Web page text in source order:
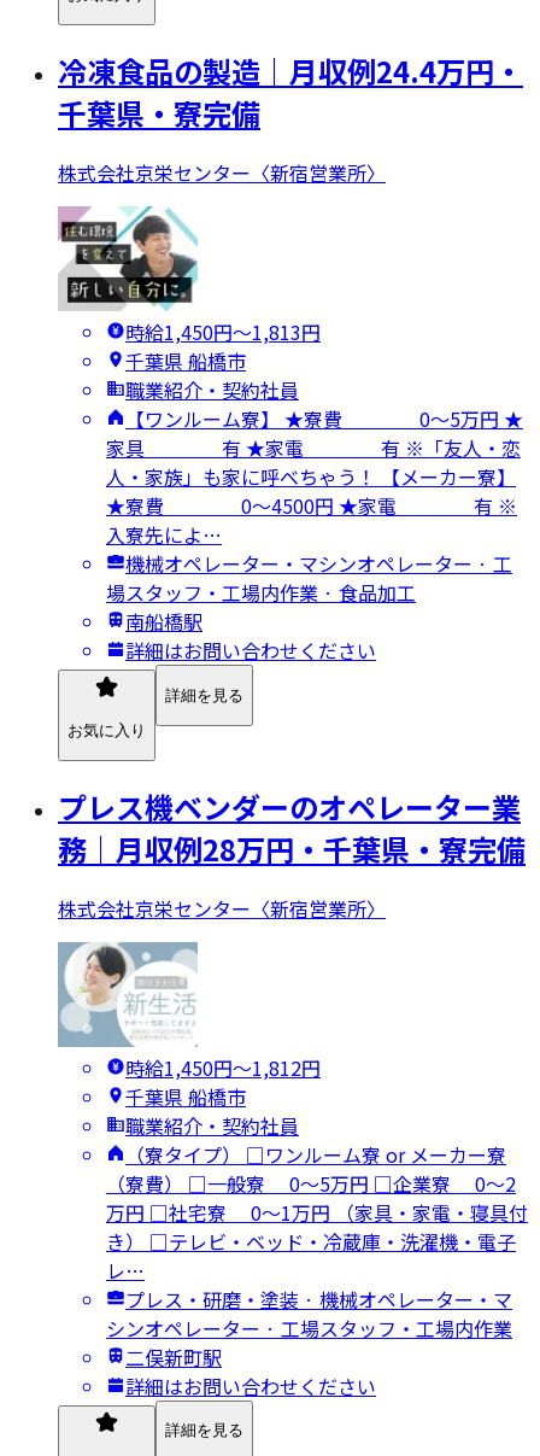
冷凍食品の製造｜月収例24.4万円・
千葉県・寮完備
株式会社京栄センター〈新宿営業所〉
時給1,450円〜1,813円
千葉県 船橋市
職業紹介・契約社員
【ワンルーム寮】 ★寮費 0～5万円 ★
家具 有 ★家電 有 ※「友人・恋
人・家族」も家に呼べちゃう！ 【メーカー寮】
★寮費 0～4500円 ★家電 有 ※
入寮先によ…
機械オペレーター・マシンオペレーター · 工
場スタッフ・工場内作業 · 食品加工
南船橋駅
詳細はお問い合わせください
お気に入り
詳細を見る
プレス機ベンダーのオペレーター業
務｜月収例28万円・千葉県・寮完備
株式会社京栄センター〈新宿営業所〉
時給1,450円〜1,812円
千葉県 船橋市
職業紹介・契約社員
（寮タイプ） □ワンルーム寮 or メーカー寮
（寮費） □一般寮 0～5万円 □企業寮 0～2
万円 □社宅寮 0～1万円 （家具・家電・寝具付
き） □テレビ・ベッド・冷蔵庫・洗濯機・電子
レ…
プレス・研磨・塗装 · 機械オペレーター・マ
シンオペレーター · 工場スタッフ・工場内作業
二俣新町駅
詳細はお問い合わせください
詳細を見る